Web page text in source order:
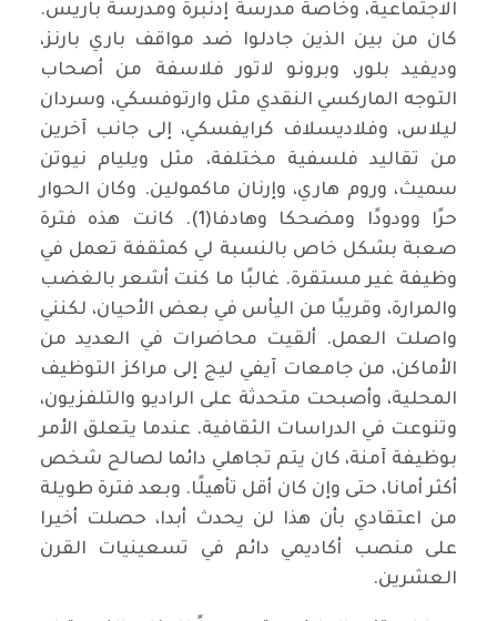
الاجتماعية، وخاصة مدرسة إدنبرة ومدرسة باريس.
كان من بين الذين جادلوا ضد مواقف باري بارنز،
وديفيد بلور، وبرونو لاتور فلاسفة من أصحاب
التوجه الماركسي النقدي مثل وارتوفسكي، وسردان
ليلاس، وفلاديسلاف كرايفسكي، إلى جانب آخرين
من تقاليد فلسفية مختلفة، مثل ويليام نيوتن
سميث، وروم هاري، وإرنان ماكمولين. وكان الحوار
حرًا وودودًا ومضحكا وهادفا(1). كانت هذه فترة
صعبة بشكل خاص بالنسبة لي كمثقفة تعمل في
وظيفة غير مستقرة. غالبًا ما كنت أشعر بالغضب
والمرارة، وقريبًا من اليأس في بعض الأحيان، لكنني
واصلت العمل. ألقيت محاضرات في العديد من
الأماكن، من جامعات آيفي ليج إلى مراكز التوظيف
المحلية، وأصبحت متحدثة على الراديو والتلفزيون،
وتنوعت في الدراسات الثقافية. عندما يتعلق الأمر
بوظيفة آمنة، كان يتم تجاهلي دائما لصالح شخص
أكثر أمانا، حتى وإن كان أقل تأهيلًا. وبعد فترة طويلة
من اعتقادي بأن هذا لن يحدث أبدا، حصلت أخيرا
على منصب أكاديمي دائم في تسعينيات القرن
العشرين.